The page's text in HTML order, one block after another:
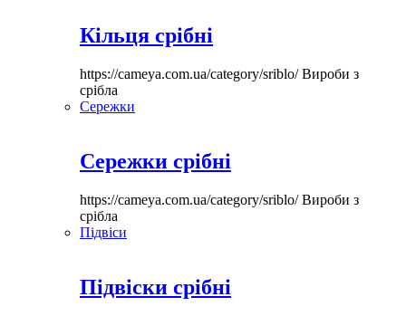
Кільця срібні
https://cameya.com.ua/category/sriblo/Вироби з
срібла
Сережки
Сережки срібні
https://cameya.com.ua/category/sriblo/Вироби з
срібла
Підвіси
Підвіски срібні